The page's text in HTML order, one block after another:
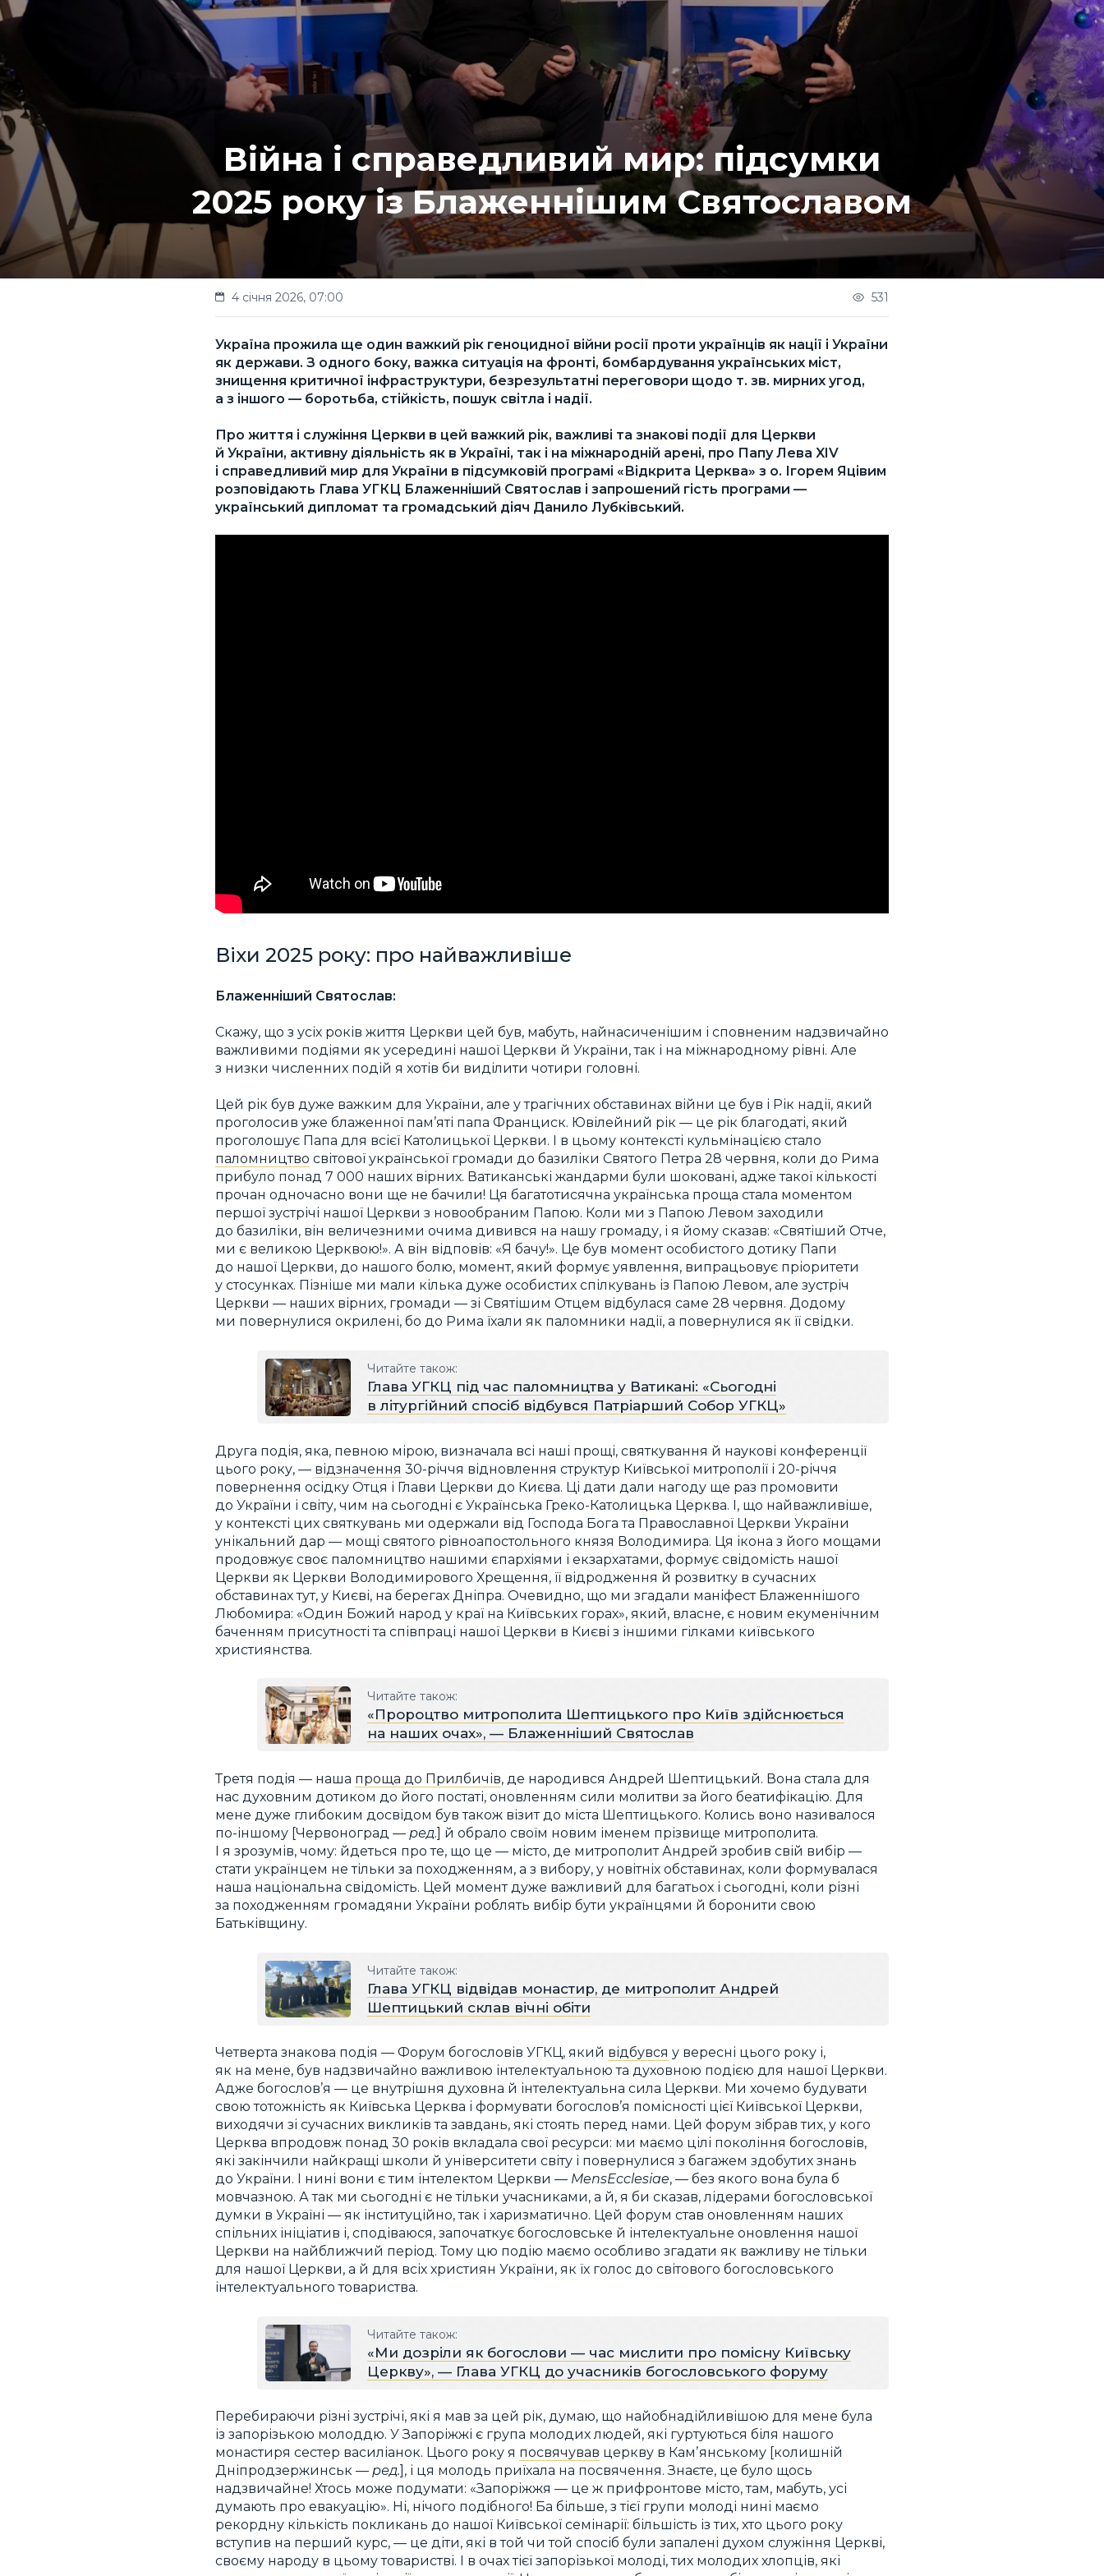
Війна і справедливий мир: підсумки
2025 року із Блаженнішим Святославом
4 січня 2026, 07:00 531
Україна прожила ще один важкий рік геноцидної війни росії проти українців як нації і України
як держави. З одного боку, важка ситуація на фронті, бомбардування українських міст,
знищення критичної інфраструктури, безрезультатні переговори щодо т. зв. мирних угод,
а з іншого — боротьба, стійкість, пошук світла і надії.
Про життя і служіння Церкви в цей важкий рік, важливі та знакові події для Церкви
й України, активну діяльність як в Україні, так і на міжнародній арені, про Папу Лева XIV
і справедливий мир для України в підсумковій програмі «Відкрита Церква» з о. Ігорем Яцівим
розповідають Глава УГКЦ Блаженніший Святослав і запрошений гість програми —
український дипломат та громадський діяч Данило Лубківський.
Віхи 2025 року: про найважливіше
Блаженніший Святослав:
Скажу, що з усіх років життя Церкви цей був, мабуть, найнасиченішим і сповненим надзвичайно
важливими подіями як усередині нашої Церкви й України, так і на міжнародному рівні. Але
з низки численних подій я хотів би виділити чотири головні.
Цей рік був дуже важким для України, але у трагічних обставинах війни це був і Рік надії, який
проголосив уже блаженної пам’яті папа Франциск. Ювілейний рік — це рік благодаті, який
проголошує Папа для всієї Католицької Церкви. І в цьому контексті кульмінацією стало
паломництво світової української громади до базиліки Святого Петра 28 червня, коли до Рима
прибуло понад 7 000 наших вірних. Ватиканські жандарми були шоковані, адже такої кількості
прочан одночасно вони ще не бачили! Ця багатотисячна українська проща стала моментом
першої зустрічі нашої Церкви з новообраним Папою. Коли ми з Папою Левом заходили
до базиліки, він величезними очима дивився на нашу громаду, і я йому сказав: «Святіший Отче,
ми є великою Церквою!». А він відповів: «Я бачу!». Це був момент особистого дотику Папи
до нашої Церкви, до нашого болю, момент, який формує уявлення, випрацьовує пріоритети
у стосунках. Пізніше ми мали кілька дуже особистих спілкувань із Папою Левом, але зустріч
Церкви — наших вірних, громади — зі Святішим Отцем відбулася саме 28 червня. Додому
ми повернулися окрилені, бо до Рима їхали як паломники надії, а повернулися як її свідки.
Читайте також:
Глава УГКЦ під час паломництва у Ватикані: «Сьогодні
в літургійний спосіб відбувся Патріарший Собор УГКЦ»
Друга подія, яка, певною мірою, визначала всі наші прощі, святкування й наукові конференції
цього року, — відзначення 30-річчя відновлення структур Київської митрополії і 20-річчя
повернення осідку Отця і Глави Церкви до Києва. Ці дати дали нагоду ще раз промовити
до України і світу, чим на сьогодні є Українська Греко-Католицька Церква. І, що найважливіше,
у контексті цих святкувань ми одержали від Господа Бога та Православної Церкви України
унікальний дар — мощі святого рівноапостольного князя Володимира. Ця ікона з його мощами
продовжує своє паломництво нашими єпархіями і екзархатами, формує свідомість нашої
Церкви як Церкви Володимирового Хрещення, її відродження й розвитку в сучасних
обставинах тут, у Києві, на берегах Дніпра. Очевидно, що ми згадали маніфест Блаженнішого
Любомира: «Один Божий народ у краї на Київських горах», який, власне, є новим екуменічним
баченням присутності та співпраці нашої Церкви в Києві з іншими гілками київського
християнства.
Читайте також:
«Пророцтво митрополита Шептицького про Київ здійснюється
на наших очах», — Блаженніший Святослав
Третя подія — наша проща до Прилбичів, де народився Андрей Шептицький. Вона стала для
нас духовним дотиком до його постаті, оновленням сили молитви за його беатифікацію. Для
мене дуже глибоким досвідом був також візит до міста Шептицького. Колись воно називалося
по-іншому [Червоноград — ред.] й обрало своїм новим іменем прізвище митрополита.
І я зрозумів, чому: йдеться про те, що це — місто, де митрополит Андрей зробив свій вибір —
стати українцем не тільки за походженням, а з вибору, у новітніх обставинах, коли формувалася
наша національна свідомість. Цей момент дуже важливий для багатьох і сьогодні, коли різні
за походженням громадяни України роблять вибір бути українцями й боронити свою
Батьківщину.
Читайте також:
Глава УГКЦ відвідав монастир, де митрополит Андрей
Шептицький склав вічні обіти
Четверта знакова подія — Форум богословів УГКЦ, який відбувся у вересні цього року і,
як на мене, був надзвичайно важливою інтелектуальною та духовною подією для нашої Церкви.
Адже богослов’я — це внутрішня духовна й інтелектуальна сила Церкви. Ми хочемо будувати
свою тотожність як Київська Церква і формувати богослов’я помісності цієї Київської Церкви,
виходячи зі сучасних викликів та завдань, які стоять перед нами. Цей форум зібрав тих, у кого
Церква впродовж понад 30 років вкладала свої ресурси: ми маємо цілі покоління богословів,
які закінчили найкращі школи й університети світу і повернулися з багажем здобутих знань
до України. І нині вони є тим інтелектом Церкви — MensEcclesiae, — без якого вона була б
мовчазною. А так ми сьогодні є не тільки учасниками, а й, я би сказав, лідерами богословської
думки в Україні — як інституційно, так і харизматично. Цей форум став оновленням наших
спільних ініціатив і, сподіваюся, започаткує богословське й інтелектуальне оновлення нашої
Церкви на найближчий період. Тому цю подію маємо особливо згадати як важливу не тільки
для нашої Церкви, а й для всіх християн України, як їх голос до світового богословського
інтелектуального товариства.
Читайте також:
«Ми дозріли як богослови — час мислити про помісну Київську
Церкву», — Глава УГКЦ до учасників богословського форуму
Перебираючи різні зустрічі, які я мав за цей рік, думаю, що найобнадійливішою для мене була
із запорізькою молоддю. У Запоріжжі є група молодих людей, які гуртуються біля нашого
монастиря сестер василіанок. Цього року я посвячував церкву в Камʼянському [колишній
Дніпродзержинськ — ред. ], і ця молодь приїхала на посвячення. Знаєте, це було щось
надзвичайне! Хтось може подумати: «Запоріжжя — це ж прифронтове місто, там, мабуть, усі
думають про евакуацію». Ні, нічого подібного! Ба більше, з тієї групи молоді нині маємо
рекордну кількість покликань до нашої Київської семінарії: більшість із тих, хто цього року
вступив на перший курс, — це діти, які в той чи той спосіб були запалені духом служіння Церкві,
своєму народу в цьому товаристві. І в очах тієї запорізької молоді, тих молодих хлопців, які